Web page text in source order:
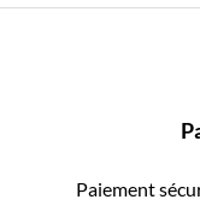
Paiement